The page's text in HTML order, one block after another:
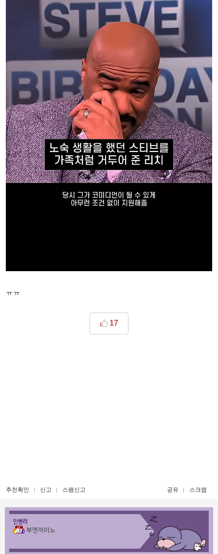
ㅠㅠ
17
추천확인 신고 스팸신고 공유 스크랩
인벤러
부엔까미노